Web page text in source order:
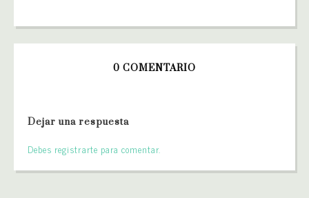
0 COMENTARIO
Dejar una respuesta
Debes registrarte para comentar.